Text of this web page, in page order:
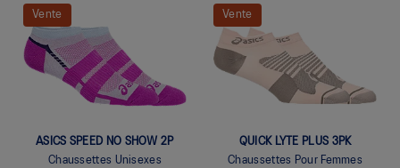
Vente
ASICS SPEED NO SHOW 2P
Chaussettes Unisexes
Vente
QUICK LYTE PLUS 3PK
Chaussettes Pour Femmes